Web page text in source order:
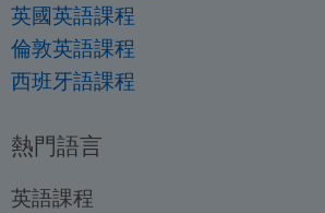
英國英語課程
倫敦英語課程
西班牙語課程
熱門語言
英語課程